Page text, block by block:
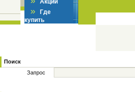
Акции
» Где
купить
Поиск
Запрос